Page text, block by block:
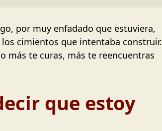
por muy enfadado que estuviera,
cimientos que intentaba construir.
más te curas, más te reencuentras
que estoy